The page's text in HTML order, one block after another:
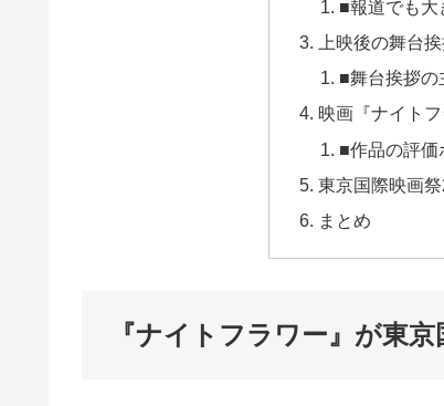
■報道でも大
上映後の舞台
■舞台挨拶の
映画『ナイト
■作品の評価
東京国際映画
まとめ
『ナイトフラワー』が東